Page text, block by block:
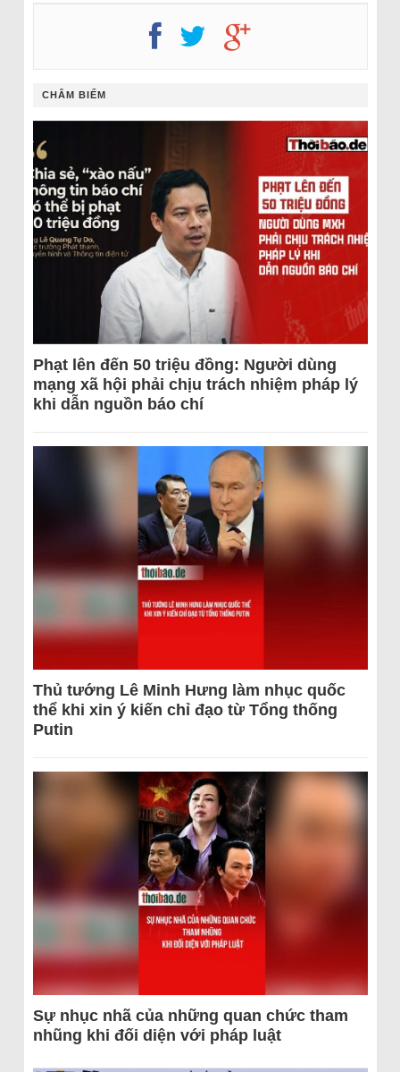
CHÂM BIẾM
Phạt lên đến 50 triệu đồng: Người dùng
mạng xã hội phải chịu trách nhiệm pháp lý
khi dẫn nguồn báo chí
Thủ tướng Lê Minh Hưng làm nhục quốc
thể khi xin ý kiến chỉ đạo từ Tổng thống
Putin
Sự nhục nhã của những quan chức tham
nhũng khi đối diện với pháp luật